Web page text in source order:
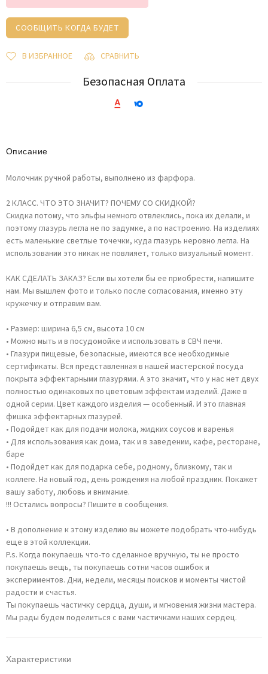
СООБЩИТЬ КОГДА БУДЕТ
В ИЗБРАННОЕ СРАВНИТЬ
Безопасная Оплата
Описание
Молочник ручной работы, выполнено из фарфора.
2 КЛАСС. ЧТО ЭТО ЗНАЧИТ? ПОЧЕМУ СО СКИДКОЙ?
Скидка потому, что эльфы немного отвлеклись, пока их делали, и
поэтому глазурь легла не по задумке, а по настроению. На изделиях
есть маленькие светлые точечки, куда глазурь неровно легла. На
использовании это никак не повлияет, только визуальный момент.
КАК СДЕЛАТЬ ЗАКАЗ? Если вы хотели бы ее приобрести, напишите
нам. Мы вышлем фото и только после согласования, именно эту
кружечку и отправим вам.
• Размер: ширина 6,5 см, высота 10 см
• Можно мыть и в посудомойке и использовать в СВЧ печи.
• Глазури пищевые, безопасные, имеются все необходимые
сертификаты. Вся представленная в нашей мастерской посуда
покрыта эффектарными глазурями. А это значит, что у нас нет двух
полностью одинаковых по цветовым эффектам изделий. Даже в
одной серии. Цвет каждого изделия — особенный. И это главная
фишка эффектарных глазурей.
• Подойдет как для подачи молока, жидких соусов и варенья
• Для использования как дома, так и в заведении, кафе, ресторане,
баре
• Подойдет как для подарка себе, родному, близкому, так и
коллеге. На новый год, день рождения на любой праздник. Покажет
вашу заботу, любовь и внимание.
!!! Остались вопросы? Пишите в сообщения.
• В дополнение к этому изделию вы можете подобрать что-нибудь
еще в этой коллекции.
P.s. Когда покупаешь что-то сделанное вручную, ты не просто
покупаешь вещь, ты покупаешь сотни часов ошибок и
экспериментов. Дни, недели, месяцы поисков и моменты чистой
радости и счастья.
Ты покупаешь частичку сердца, души, и мгновения жизни мастера.
Мы рады будем поделиться с вами частичками наших сердец.
Характеристики